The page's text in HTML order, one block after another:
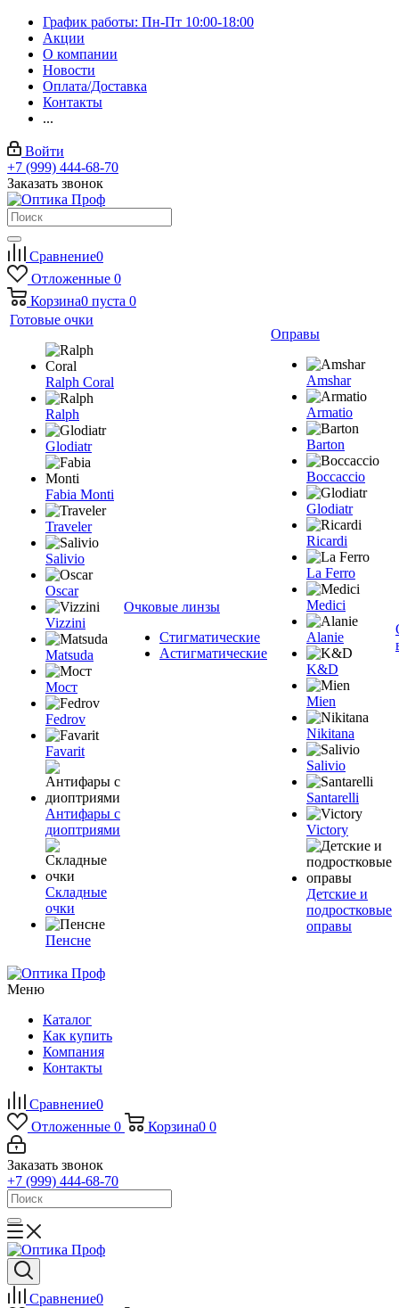
График работы: Пн-Пт 10:00-18:00
Акции
О компании
Новости
Оплата/Доставка
Контакты
...
Войти
+7 (999) 444-68-70
Заказать звонок
Сравнение0
Отложенные 0
Корзина0 пуста 0
Готовые очки
Ralph Coral
Ralph
Glodiatr
Fabia Monti
Traveler
Salivio
Oscar
Vizzini
Matsuda
Мост
Fedrov
Favarit
Антифары с
диоптриями
Складные
очки
Пенсне
Очковые линзы
Стигматические
Астигматические
Оправы
Amshar
Armatio
Barton
Boccaccio
Glodiatr
Ricardi
La Ferro
Medici
Alanie
K&D
Mien
Nikitana
Salivio
Santarelli
Victory
Детские и
подростковые
оправы
Меню
Каталог
Как купить
Компания
Контакты
Сравнение0
Отложенные 0 Корзина0 0
Заказать звонок
+7 (999) 444-68-70
Сравнение0